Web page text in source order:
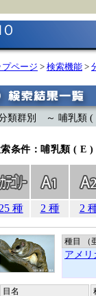
プページ > 検索機能 >
類群別 ～ 哺乳類
条件：哺乳類 ( E )
25 種 2 種 2
種目 （
アメリ
目名